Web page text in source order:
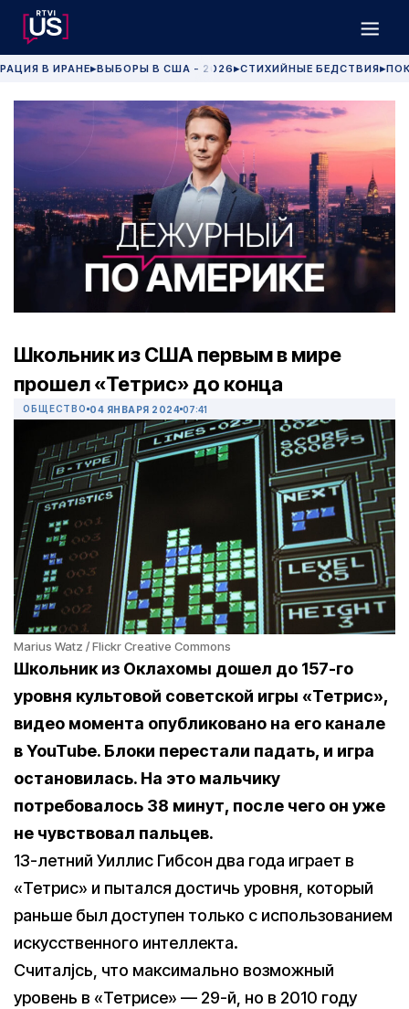
В ИРАНЕ▶ВЫБОРЫ В США - 2026 ▶СТИХИЙНЫЕ БЕДСТВИЯ▶
Школьник из США первым в мире
прошел «Тетрис» до конца
ОБЩЕСТВО 04 ЯНВАРЯ 2024 07:41
Marius Watz / Flickr Creative Commons
Школьник из Оклахомы дошел до 157-го
уровня культовой советской игры «Тетрис»,
видео момента опубликовано на его канале
в YouTube. Блоки перестали падать, и игра
остановилась. На это мальчику
потребовалось 38 минут, после чего он уже
не чувствовал пальцев.
13-летний Уиллис Гибсон два года играет в
«Тетрис» и пытался достичь уровня, который
раньше был доступен только с использованием
искусственного интеллекта.
Cчиталjсь, что максимально возможный
уровень в «Тетрисе» — 29-й, но в 2010 году